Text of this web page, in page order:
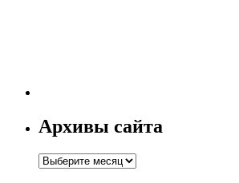
Архивы сайта